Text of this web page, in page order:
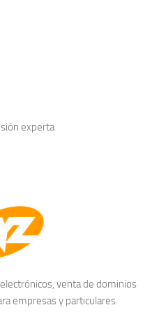
experta
venta de dominios
empresas y particulares.